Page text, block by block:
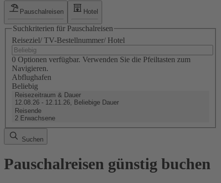
Pauschalreisen Hotel
Suchkriterien für Pauschalreisen
Reiseziel/ TV-Bestellnummer/ Hotel
0 Optionen verfügbar. Verwenden Sie die Pfeiltasten zum
Navigieren.
Abflughafen
Beliebig
Reisezeitraum & Dauer
12.08.26 - 12.11.26, Beliebige Dauer
Reisende
2 Erwachsene
Suchen
Pauschalreisen günstig buchen